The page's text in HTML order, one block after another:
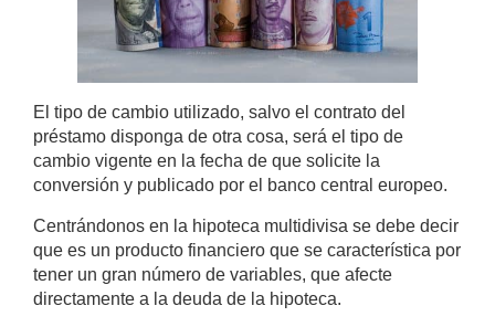
El tipo de cambio utilizado, salvo el contrato del
préstamo disponga de otra cosa, será el tipo de
cambio vigente en la fecha de que solicite la
conversión y publicado por el banco central europeo.
Centrándonos en la hipoteca multidivisa se debe decir
que es un producto financiero que se característica por
tener un gran número de variables, que afecte
directamente a la deuda de la hipoteca.